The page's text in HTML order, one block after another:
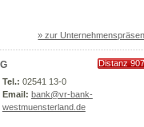
» zur
Distanz
Tel.: 02541 13-0
Email: bank@vr-bank-
westmuensterland.de